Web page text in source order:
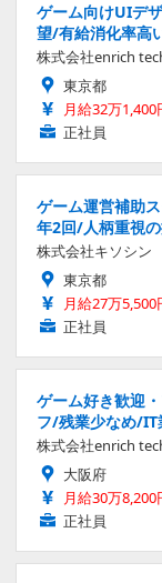
ゲーム向けUIデ
望/有給消化率高
株式会社enrich
東京都
月給32万
正社員
ゲーム運営補助
年2回/人柄重視
株式会社キソシン
東京都
月給27万
正社員
ゲーム好き歓迎
フ/残業少なめ/IT
株式会社enrich
大阪府
月給30万
正社員